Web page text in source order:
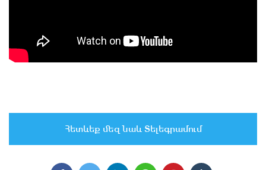
Հետևեք մեզ նաև Տելեգրամում